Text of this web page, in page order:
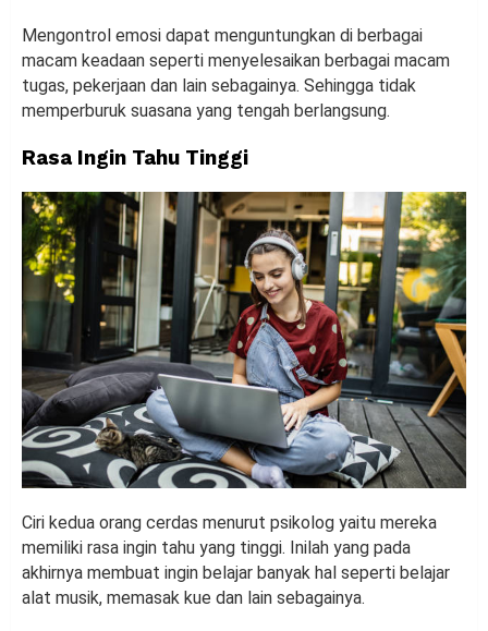
Mengontrol emosi dapat menguntungkan di berbagai
macam keadaan seperti menyelesaikan berbagai macam
tugas, pekerjaan dan lain sebagainya. Sehingga tidak
memperburuk suasana yang tengah berlangsung.
Rasa Ingin Tahu Tinggi
Ciri kedua orang cerdas menurut psikolog yaitu mereka
memiliki rasa ingin tahu yang tinggi. Inilah yang pada
akhirnya membuat ingin belajar banyak hal seperti belajar
alat musik, memasak kue dan lain sebagainya.